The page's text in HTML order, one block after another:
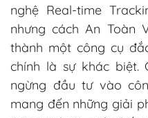
nghệ Real-time
nhưng cách An Toàn
thành một công cụ
chính là sự khác biệt.
ngừng đầu tư vào
mang đến những giải